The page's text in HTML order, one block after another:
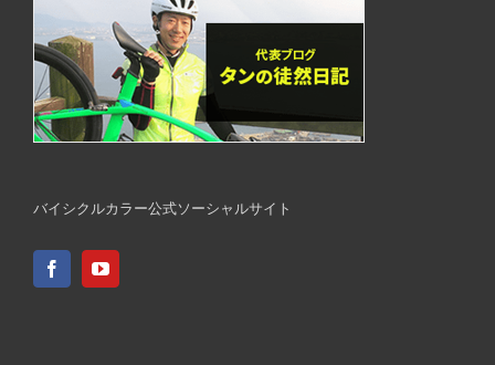
バイシクルカラー公式ソーシャルサイト